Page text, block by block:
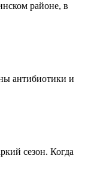
районе, в
антибиотики и
сезон. Когда